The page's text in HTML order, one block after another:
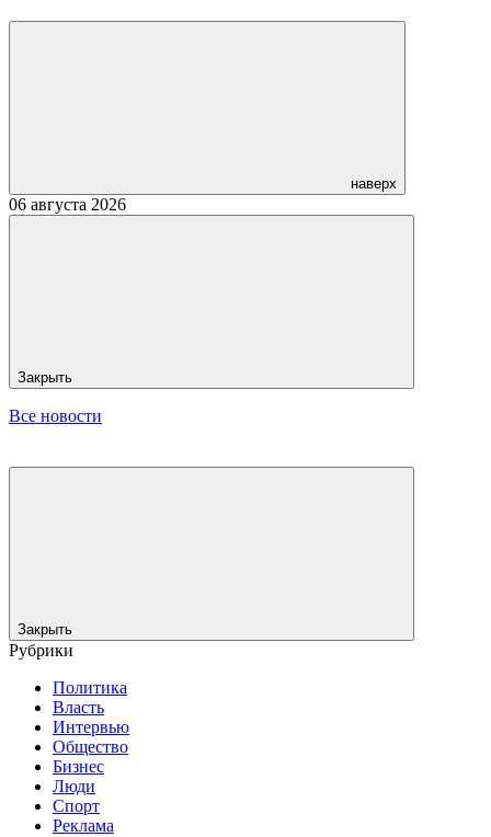
наверх
06 августа 2026
Закрыть
Все новости
Закрыть
Рубрики
Политика
Власть
Интервью
Общество
Бизнес
Люди
Спорт
Реклама